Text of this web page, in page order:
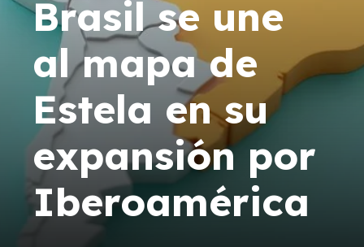
Brasil se une
al mapa de
Estela en su
expansión por
Iberoamérica